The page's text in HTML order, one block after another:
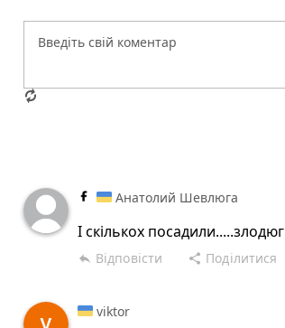
Анатолий Шевлюга
І скількох посадили.....злодюг
reply Відповісти share Поділитися
viktor